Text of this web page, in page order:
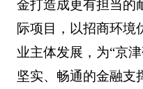
金打造成更有担当的
际项目，以招商环境
业主体发展，为“京
坚实、畅通的金融